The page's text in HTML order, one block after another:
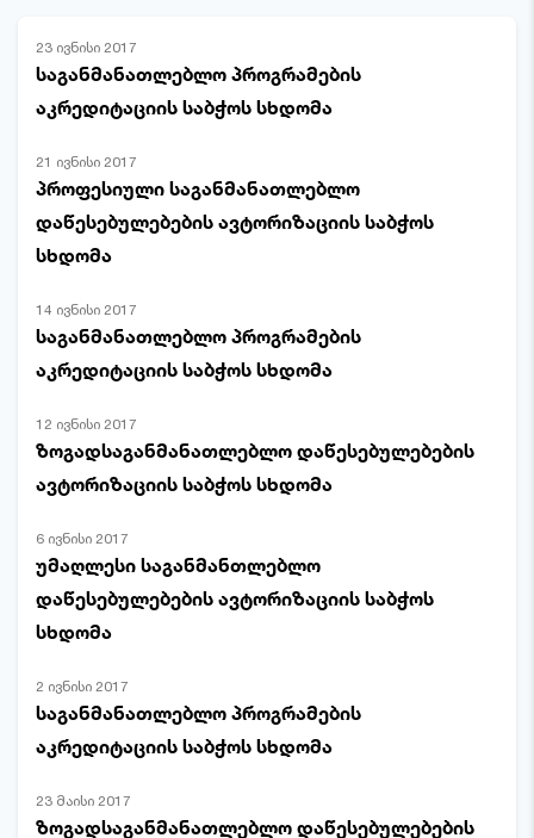
23 ივნისი 2017
საგანმანათლებლო პროგრამების
აკრედიტაციის საბჭოს სხდომა
21 ივნისი 2017
პროფესიული საგანმანათლებლო
დაწესებულებების ავტორიზაციის საბჭოს
სხდომა
14 ივნისი 2017
საგანმანათლებლო პროგრამების
აკრედიტაციის საბჭოს სხდომა
12 ივნისი 2017
ზოგადსაგანმანათლებლო დაწესებულებების
ავტორიზაციის საბჭოს სხდომა
6 ივნისი 2017
უმაღლესი საგანმანთლებლო
დაწესებულებების ავტორიზაციის საბჭოს
სხდომა
2 ივნისი 2017
საგანმანათლებლო პროგრამების
აკრედიტაციის საბჭოს სხდომა
23 მაისი 2017
ზოგადსაგანმანათლებლო დაწესებულებების